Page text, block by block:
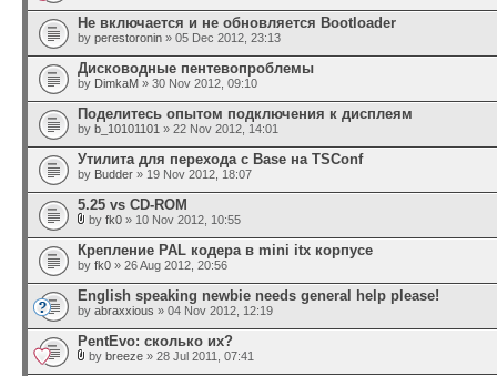
Не включается и не обновляется Bootloader
by perestoronin » 05 Dec 2012, 23:13
Дисководные пентевопроблемы
by DimkaM » 30 Nov 2012, 09:10
Поделитесь опытом подключения к дисплеям
by b_10101101 » 22 Nov 2012, 14:01
Утилита для перехода с Base на TSConf
by Budder » 19 Nov 2012, 18:07
5.25 vs CD-ROM
by fk0 » 10 Nov 2012, 10:55
Крепление PAL кодера в mini itx корпусе
by fk0 » 26 Aug 2012, 20:56
English speaking newbie needs general help please!
by abraxxious » 04 Nov 2012, 12:19
PentEvo: сколько их?
by breeze » 28 Jul 2011, 07:41